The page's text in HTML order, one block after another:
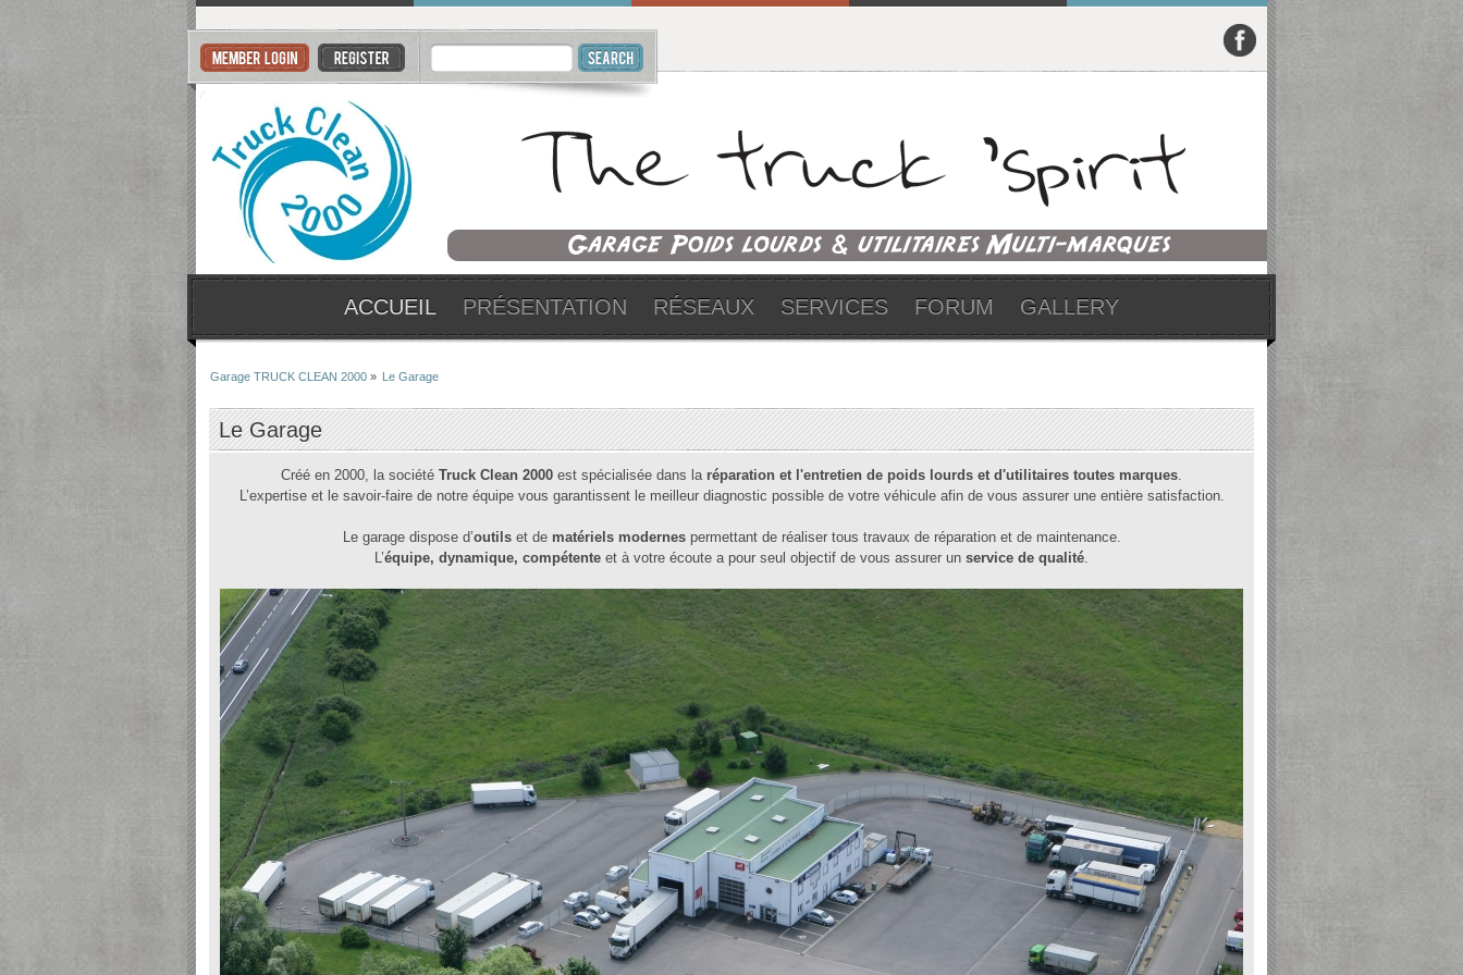
ACCUEIL PRÉSENTATION RÉSEAUX SERVICES FORUM GALLERY
Garage TRUCK CLEAN 2000» Le Garage
Le Garage
Créé en 2000, la société Truck Clean 2000 est spécialisée dans la réparation et l'entretien de poids lourds et d'utilitaires toutes marques
L’expertise et le savoir-faire de notre équipe vous garantissent le meilleur diagnostic possible de votre véhicule afin de vous assurer une entière satisfaction.
Le garage dispose d’outilset de matériels modernespermettant de réaliser tous travaux de réparation et de maintenance.
L’équipe, dynamique, compétente et à votre écoute a pour seul objectif de vous assurer un service de qualité